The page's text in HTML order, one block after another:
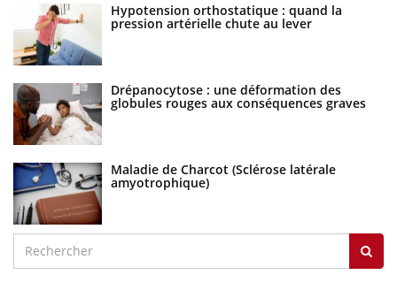
Hypotension orthostatique : quand la
pression artérielle chute au lever
Drépanocytose : une déformation des
globules rouges aux conséquences graves
Maladie de Charcot (Sclérose latérale
amyotrophique)